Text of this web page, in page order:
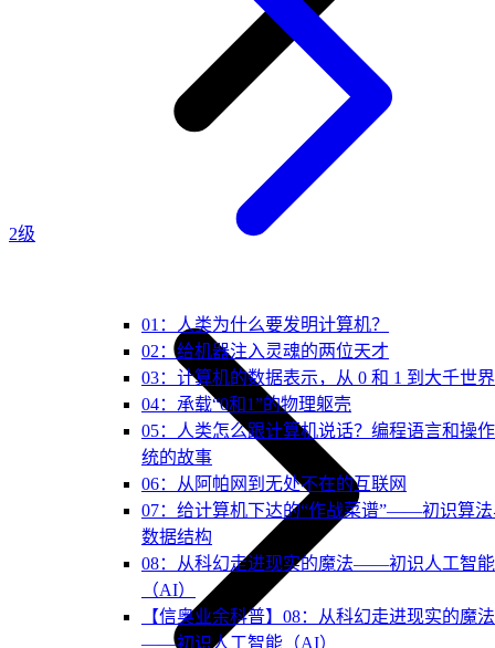
01：人类为什么要发明计算机？
02：给机器注入灵魂的两位天才
03：计算机的数据表示，从 0 和 1 到大千世界
04：承载“0和1”的物理躯壳
05：人类怎么跟计算机说话？编程语言和操
统的故事
06：从阿帕网到无处不在的互联网
07：给计算机下达的“作战菜谱”——初识算
数据结构
08：从科幻走进现实的魔法——初识人工智能
（AI）
【信奥业余科普】08：从科幻走进现实的魔法
——初识人工智能（AI）
2级